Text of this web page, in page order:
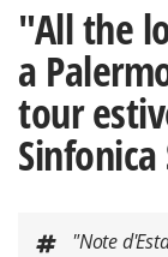
"All the
a
tour
"Note